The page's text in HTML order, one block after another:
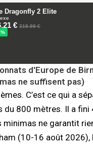
d'Europe de
ne suffisent pas)
C’est ce qui a
du 800 mètres. Il a fini
minimas ne garantit
(10-16 août 2026),